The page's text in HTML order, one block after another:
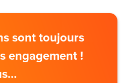
sont toujours
engagement !